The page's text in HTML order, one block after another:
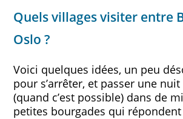
Quels villages visiter entre
Oslo ?
Voici quelques idées, un peu
pour s’arrêter, et passer une
(quand c’est possible) dans de
petites bourgades qui